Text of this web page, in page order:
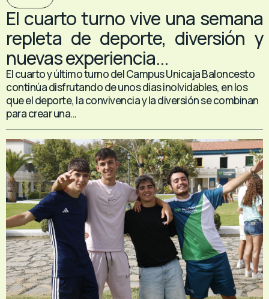
El cuarto turno vive una semana
repleta de deporte, diversión y
nuevas experiencia...
El cuarto y último turno del Campus Unicaja Baloncesto
continúa disfrutando de unos días inolvidables, en los
que el deporte, la convivencia y la diversión se combinan
para crear una...